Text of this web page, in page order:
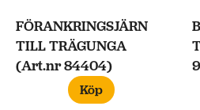
FÖRANKRINGSJÄRN
TILL TRÄGUNGA
(Art.nr 84404)
Köp